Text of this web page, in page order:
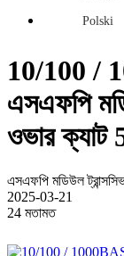
Polski
10/100 /
এসএফপি
ওভার ক্যাট
এসএফপি মডিউল
2025-03-21
24 মতামত